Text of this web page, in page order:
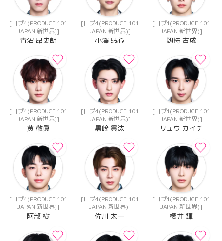
[日プ4(PRODUCE 101
JAPAN 新世界)]
青沼 昂史朗
[日プ4(PRODUCE 101
JAPAN 新世界)]
小澤 昂心
[日プ4(PRODUCE 101
JAPAN 新世界)]
釼持 吉成
[日プ4(PRODUCE 101
JAPAN 新世界)]
黄 敬眞
[日プ4(PRODUCE 101
JAPAN 新世界)]
黒﨑 貫汰
[日プ4(PRODUCE 101
JAPAN 新世界)]
リュウ カイチ
[日プ4(PRODUCE 101
JAPAN 新世界)]
阿部 樹
[日プ4(PRODUCE 101
JAPAN 新世界)]
佐川 太一
[日プ4(PRODUCE 101
JAPAN 新世界)]
櫻井 輝